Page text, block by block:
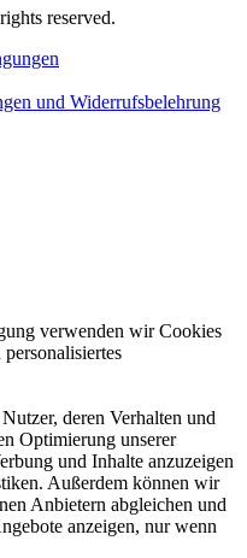
reserved.
und Widerrufsbelehrung
verwenden wir Cookies
deren Verhalten und
Optimierung unserer
und Inhalte anzuzeigen
Außerdem können wir
Anbietern abgleichen und
anzeigen, nur wenn